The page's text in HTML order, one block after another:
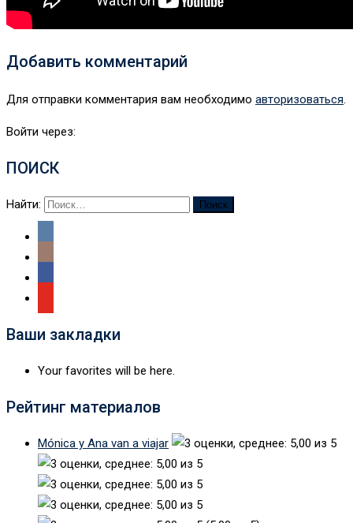
Добавить комментарий
Для отправки комментария вам необходимо авторизоваться
Войти через:
ПОИСК
Найти:
Ваши закладки
Your favorites will be here.
Рейтинг материалов
Mónica y Ana van a viajar